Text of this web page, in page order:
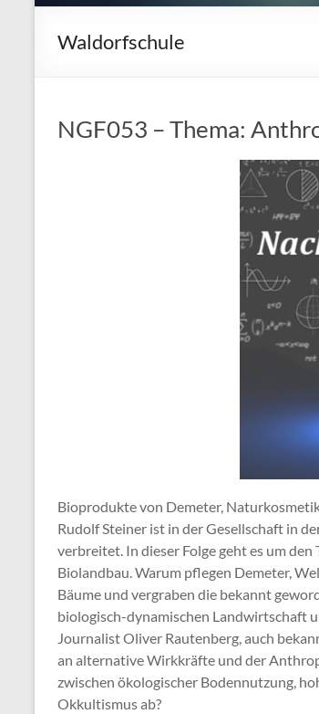
Waldorfschule
NGF053 – Thema:
Bioprodukte von Demeter,
Rudolf Steiner ist in der Gesellschaft in
verbreitet. In dieser Folge geht es um
Biolandbau. Warum pflegen Demeter,
Bäume und vergraben die bekannt
biologisch-dynamischen Landwirtschaft
Journalist Oliver Rautenberg, auch
an alternative Wirkkräfte und der
zwischen ökologischer Bodennutzung,
Okkultismus ab?